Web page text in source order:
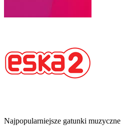
Najpopularniejsze gatunki muzyczne